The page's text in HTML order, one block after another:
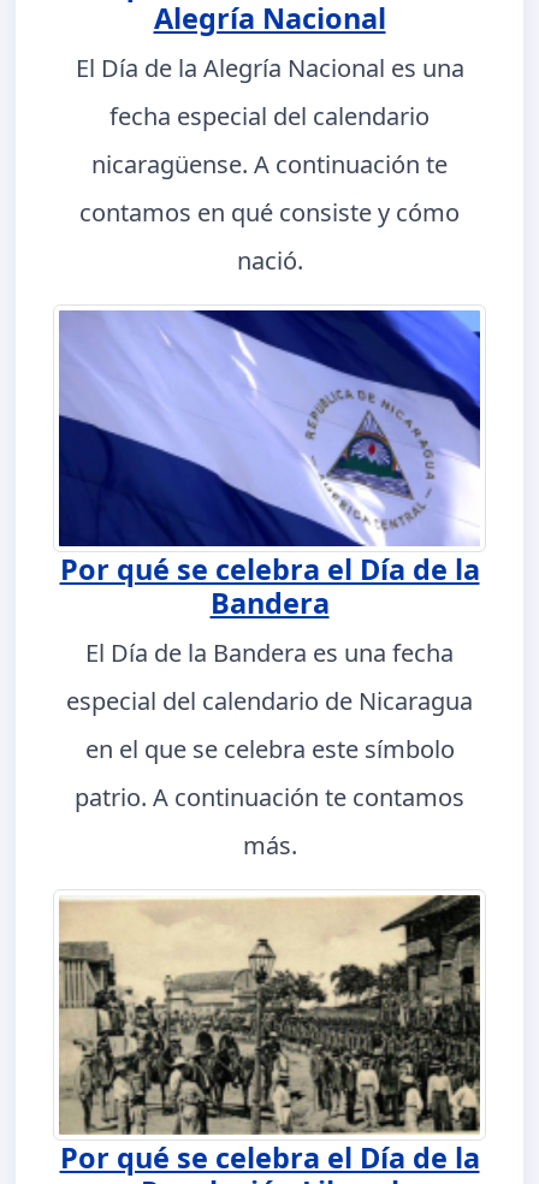
Alegría Nacional
El Día de la Alegría Nacional es una
fecha especial del calendario
nicaragüense. A continuación te
contamos en qué consiste y cómo
nació.
Por qué se celebra el Día de la
Bandera
El Día de la Bandera es una fecha
especial del calendario de Nicaragua
en el que se celebra este símbolo
patrio. A continuación te contamos
más.
Por qué se celebra el Día de la